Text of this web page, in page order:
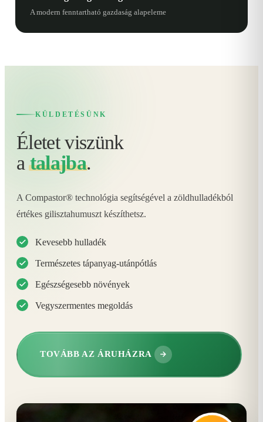
A modern fenntartható gazdaság alapeleme
KÜLDETÉSÜNK
Életet viszünk
atalajba.
A Compastor® technológia segítségével a zöldhulladékból
értékes gilisztahumuszt készíthetsz.
Kevesebb hulladék
Természetes tápanyag-utánpótlás
Egészségesebb növények
Vegyszermentes megoldás
TOVÁBB AZ ÁRUHÁZRA